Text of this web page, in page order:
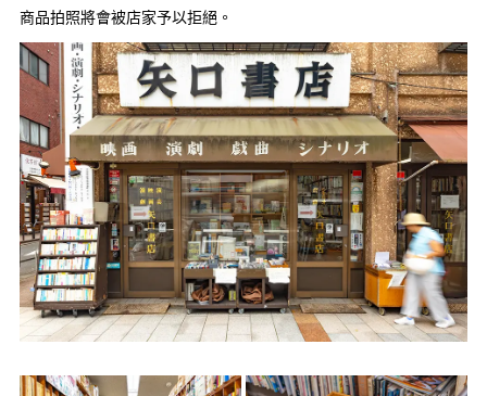
商品拍照將會被店家予以拒絕。